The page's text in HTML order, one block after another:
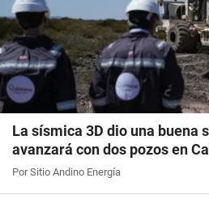
La sísmica 3D dio una buena
avanzará con dos pozos en
Por Sitio Andino Energía